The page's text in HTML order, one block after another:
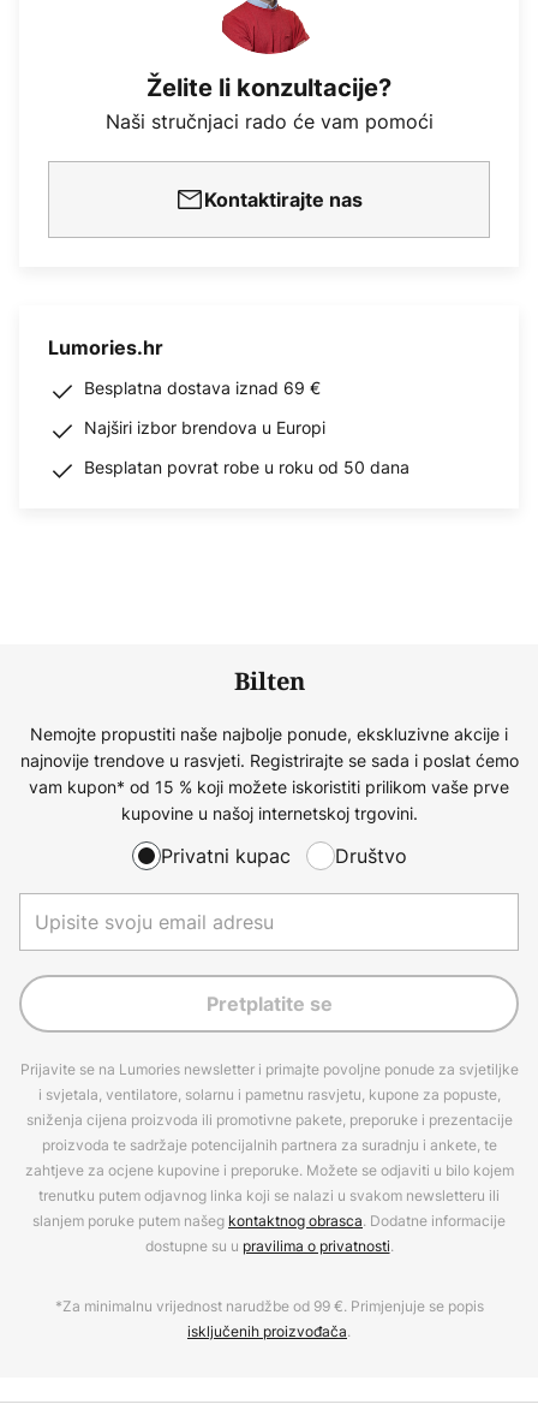
Želite li konzultacije?
Naši stručnjaci rado će vam pomoći
Kontaktirajte nas
Lumories.hr
Besplatna dostava iznad 69 €
Najširi izbor brendova u Europi
Besplatan povrat robe u roku od 50 dana
Bilten
Nemojte propustiti naše najbolje ponude, ekskluzivne akcije i
najnovije trendove u rasvjeti. Registrirajte se sada i poslat ćemo
vam kupon* od 15 % koji možete iskoristiti prilikom vaše prve
kupovine u našoj internetskoj trgovini.
Privatni kupac Društvo
Pretplatite se
Prijavite se na Lumories newsletter i primajte povoljne ponude za svjetiljke
i svjetala, ventilatore, solarnu i pametnu rasvjetu, kupone za popuste,
sniženja cijena proizvoda ili promotivne pakete, preporuke i prezentacije
proizvoda te sadržaje potencijalnih partnera za suradnju i ankete, te
zahtjeve za ocjene kupovine i preporuke. Možete se odjaviti u bilo kojem
trenutku putem odjavnog linka koji se nalazi u svakom newsletteru ili
slanjem poruke putem našeg kontaktnog obrasca. Dodatne informacije
dostupne su u pravilima o privatnosti.
*Za minimalnu vrijednost narudžbe od 99 €. Primjenjuje se popis
isključenih proizvođača.